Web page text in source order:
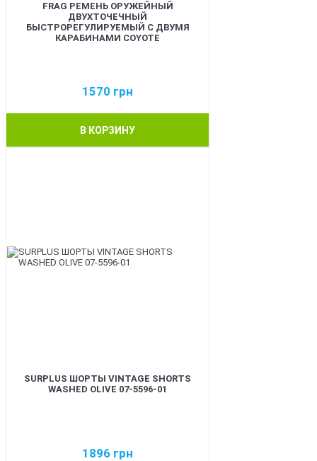
FRAG РЕМЕНЬ ОРУЖЕЙНЫЙ
ДВУХТОЧЕЧНЫЙ
БЫСТРОРЕГУЛИРУЕМЫЙ С ДВУМЯ
КАРАБИНАМИ COYOTE
1570 грн
В КОРЗИНУ
SURPLUS ШОРТЫ VINTAGE SHORTS
WASHED OLIVE 07-5596-01
1896 грн